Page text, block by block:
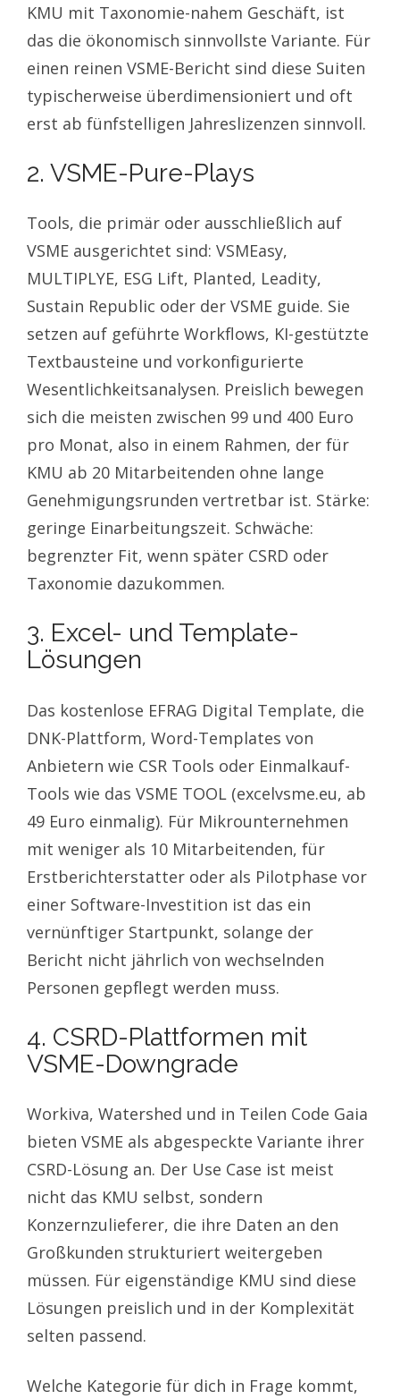
KMU mit Taxonomie-nahem Geschäft, ist
das die ökonomisch sinnvollste Variante. Für
einen reinen VSME-Bericht sind diese Suiten
typischerweise überdimensioniert und oft
erst ab fünfstelligen Jahreslizenzen sinnvoll.
2. VSME-Pure-Plays
Tools, die primär oder ausschließlich auf
VSME ausgerichtet sind: VSMEasy,
MULTIPLYE, ESG Lift, Planted, Leadity,
Sustain Republic oder der VSME guide. Sie
setzen auf geführte Workflows, KI-gestützte
Textbausteine und vorkonfigurierte
Wesentlichkeitsanalysen. Preislich bewegen
sich die meisten zwischen 99 und 400 Euro
pro Monat, also in einem Rahmen, der für
KMU ab 20 Mitarbeitenden ohne lange
Genehmigungsrunden vertretbar ist. Stärke:
geringe Einarbeitungszeit. Schwäche:
begrenzter Fit, wenn später CSRD oder
Taxonomie dazukommen.
3. Excel- und Template-
Lösungen
Das kostenlose EFRAG Digital Template, die
DNK-Plattform, Word-Templates von
Anbietern wie CSR Tools oder Einmalkauf-
Tools wie das VSME TOOL (excelvsme.eu, ab
49 Euro einmalig). Für Mikrounternehmen
mit weniger als 10 Mitarbeitenden, für
Erstberichterstatter oder als Pilotphase vor
einer Software-Investition ist das ein
vernünftiger Startpunkt, solange der
Bericht nicht jährlich von wechselnden
Personen gepflegt werden muss.
4. CSRD-Plattformen mit
VSME-Downgrade
Workiva, Watershed und in Teilen Code Gaia
bieten VSME als abgespeckte Variante ihrer
CSRD-Lösung an. Der Use Case ist meist
nicht das KMU selbst, sondern
Konzernzulieferer, die ihre Daten an den
Großkunden strukturiert weitergeben
müssen. Für eigenständige KMU sind diese
Lösungen preislich und in der Komplexität
selten passend.
Welche Kategorie für dich in Frage kommt,